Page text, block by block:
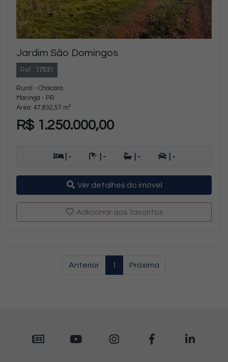
Jardim São Domingos
Ref.: 17531
Rural - Chácara
Maringá - PR
Área: 47.832,57 m²
R$ 1.250.000,00
| - | - | - | -
Ver detalhes do imóvel
Adicionar aos favoritos
Anterior 1 Próxima